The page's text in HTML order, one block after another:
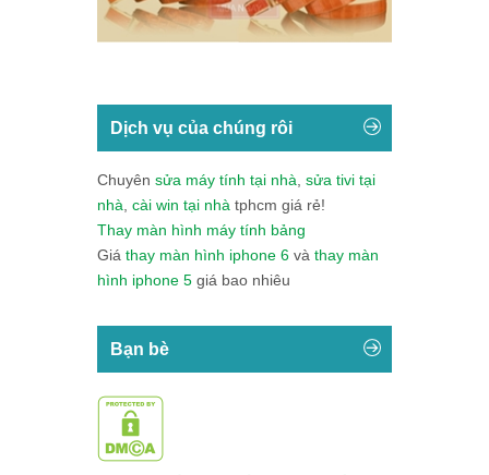
Dịch vụ của chúng rôi
Chuyên sửa máy tính tại nhà sửa tivi tại
nhà cài win tại nhà tphcm giá rẻ!
Thay màn hình máy tính bảng
Giá thay màn hình iphone 6 và thay màn
hình iphone 5 giá bao nhiêu
Bạn bè